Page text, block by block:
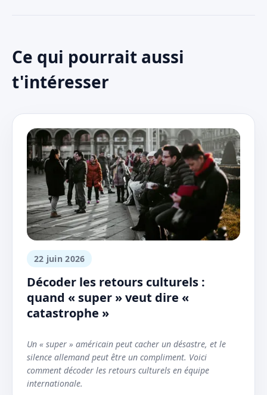
Ce qui pourrait aussi
t'intéresser
22 juin 2026
Décoder les retours culturels :
quand « super » veut dire «
catastrophe »
Un « super » américain peut cacher un désastre, et le
silence allemand peut être un compliment. Voici
comment décoder les retours culturels en équipe
internationale.